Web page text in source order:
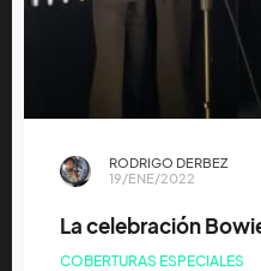
RODRIGO DERBEZ
19/ENE/2022
La celebración
COBERTURAS ESPECIALES